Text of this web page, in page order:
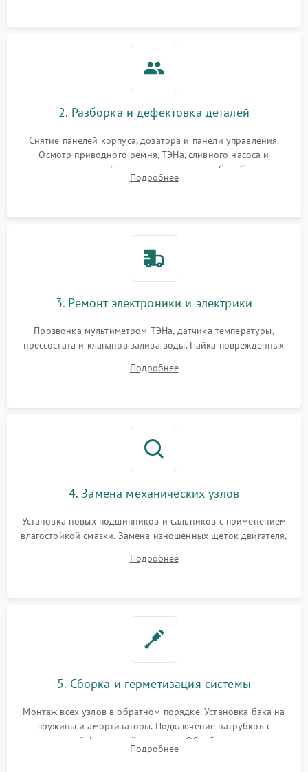
2. Разборка и дефектовка деталей
Снятие панелей корпуса, дозатора и панели управления.
Осмотр приводного ремня, ТЭНа, сливного насоса и
амортизаторов. Проверка подшипников барабана и
крестовины на износ, а манжеты люка на разрывы.
Подробнее
3. Ремонт электроники и электрики
Прозвонка мультиметром ТЭНа, датчика температуры,
прессостата и клапанов залива воды. Пайка поврежденных
Восстановление целостности проводки и контактов.
Подробнее
4. Замена механических узлов
Установка новых подшипников и сальников с применением
влагостойкой смазки. Замена изношенных щеток двигателя,
или поврежденной резиновой манжеты.
Подробнее
5. Сборка и герметизация системы
Монтаж всех узлов в обратном порядке. Установка бака на
пружины и амортизаторы. Подключение патрубков с
надежной фиксацией хомутами. Обработка стыков
герметиком для предотвращения возможных протечек воды.
Подробнее